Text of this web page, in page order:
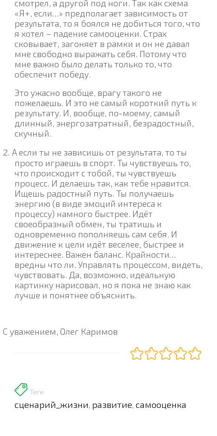
смотрел, а другой под ноги. Так как схема
«Я+, если…» предполагает зависимость от
результата, то я боялся не добиться того, что
я хотел – падение самооценки. Страх
сковывает, загоняет в рамки и он не давал
мне свободно выражать себя. Потому что
мне важно было делать только то, что
обеспечит победу.
Это ужасно вообще, врагу такого не
пожелаешь. И это не самый короткий путь к
результату. И, вообще, по-моему, самый
длинный, энергозатратный, безрадостный,
скучный.
2. А если ты не зависишь от результата, то ты
просто играешь в спорт. Ты чувствуешь то,
что происходит с тобой, ты чувствуешь
процесс. И делаешь так, как тебе нравится.
Ищешь радостный путь. Ты получаешь
энергию (в виде эмоций интереса к
процессу) намного быстрее. Идёт
своеобразный обмен, ты тратишь и
одновременно пополняешь сам себя. И
движение к цели идёт веселее, быстрее и
интереснее. Важен баланс. Крайности…
вредны что ли. Управлять процессом, видеть,
чувствовать. Да, возможно, идеальную
картинку нарисовал, но я пока не знаю как
лучше и понятнее объяснить.
С уважением, Олег Каримов
Теги
сценарий_жизни развитие самооценка